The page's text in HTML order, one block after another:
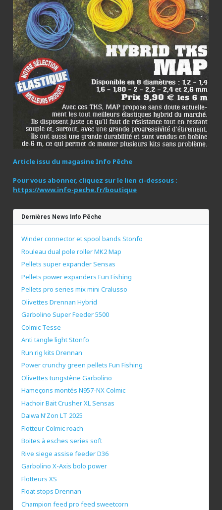
Article issu du magasine Info Pêche
Pour vous abonner, cliquez sur le lien ci-dessous :
https://www.info-peche.fr/boutique
Dernières News Info Pêche
Winder connector et spool bands Stonfo
Rouleau dual pole roller MK2 Map
Pellets super expander Sensas
Pellets power expanders Fun Fishing
Pellets pro series mix mini Cralusso
Olivettes Drennan Hybrid
Garbolino Super Feeder 5500
Colmic Tesse
Anti tangle light Stonfo
Run rig kits Drennan
Power crunchy green pellets Fun Fishing
Olivettes tungstène Garbolino
Hameçons montés N957-NX Colmic
Hachoir Bait Crusher XL Sensas
Daiwa N'Zon LT 2025
Flotteur Colmic roach
Boites à esches series soft
Rive siege assise feeder D36
Garbolino X-Axis bolo power
Flotteurs XS
Float stops Drennan
Champion feed pro feed sweetcorn